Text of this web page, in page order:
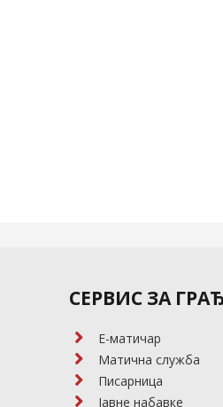
СЕРВИС ЗА
E-матичар
Матична служба
Писарница
Јавне набавке